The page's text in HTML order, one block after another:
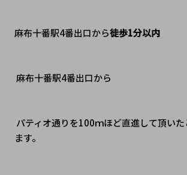
麻布十番駅4番出口から徒歩1分以内
麻布十番駅4番出口から
ます。